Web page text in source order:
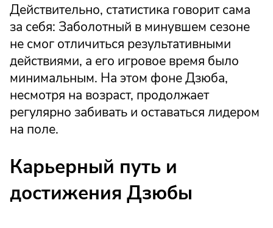
Действительно, статистика говорит сама
за себя: Заболотный в минувшем сезоне
не смог отличиться результативными
действиями, а его игровое время было
минимальным. На этом фоне Дзюба,
несмотря на возраст, продолжает
регулярно забивать и оставаться лидером
на поле.
Карьерный путь и
достижения Дзюбы